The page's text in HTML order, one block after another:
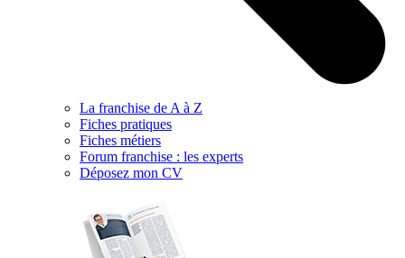
La franchise de A à Z
Fiches pratiques
Fiches métiers
Forum franchise : les experts
Déposez mon CV